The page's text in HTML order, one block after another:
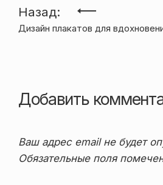
Навигация
по
Назад:
Дизайн плакатов для
Добавить
Ваш адрес email не будет
Обязательные поля